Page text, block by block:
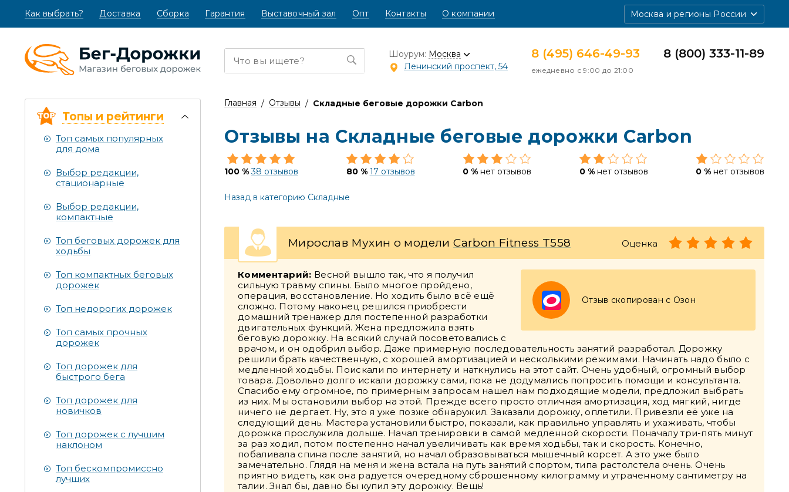
Как выбрать? (текущая)
Доставка Сборка Гарантия Выставочный зал Опт Контакты О компании Москва и регионы России
Шоурум: Москва
Ленинский проспект, 54
8 (495) 646-49-93
ежедневно с 9:00 до 21:00
8 (800) 333-11-89
Топы и рейтинги
Топ самых популярных
для дома
Выбор редакции,
стационарные
Выбор редакции,
компактные
Топ беговых дорожек для
ходьбы
Топ компактных беговых
дорожек
Топ недорогих дорожек
Топ самых прочных
дорожек
Топ дорожек для
быстрого бега
Топ дорожек для
новичков
Топ дорожек с лучшим
наклоном
Топ бескомпромиссно
лучших
Главная Отзывы Складные беговые дорожки Carbon
Отзывы на Складные беговые дорожки Carbon
100 % 38 отзывов 80 % 17 отзывов 0 % нет отзывов 0 % нет отзывов 0 % нет отзывов
Назад в категорию Складные
Мирослав Мухин о модели Carbon Fitness T558 Оценка
Отзыв скопирован с Озон
Комментарий: Весной вышло так, что я получил
сильную травму спины. Было многое пройдено,
операция, восстановление. Но ходить было всё ещё
сложно. Потому наконец решился приобрести
домашний тренажер для постепенной разработки
двигательных функций. Жена предложила взять
беговую дорожку. На всякий случай посоветовались с
врачом, и он одобрил выбор. Даже примерную последовательность занятий разработал. Дорожку
решили брать качественную, с хорошей амортизацией и несколькими режимами. Начинать надо было с
медленной ходьбы. Поискали по интернету и наткнулись на этот сайт. Очень удобный, огромный выбор
товара. Довольно долго искали дорожку сами, пока не додумались попросить помощи и консультанта.
Спасибо ему огромное, по примерным запросам нашел нам подходящие модели, предложил выбрать
из них. Мы остановили выбор на этой. Прежде всего просто отличная амортизация, ход мягкий, нигде
ничего не дергает. Ну, это я уже позже обнаружил. Заказали дорожку, оплетили. Привезли её уже на
следующий день. Мастера установили быстро, показали, как правильно управлять и ухаживать, чтобы
дорожка прослужила дольше. Начал тренировки в самой медленной скорости. Поначалу три-пять минут
за раз ходил, потом постепенно начал увеличивать как время ходьбы, так и скорость. Конечно,
побаливала спина после занятий, но начал образовываться мышечный корсет. А это уже было
замечательно. Глядя на меня и жена встала на путь занятий спортом, типа растолстела очень. Очень
приятно видеть, как она радуется очередному сброшенному килограмму и утраченному сантиметру на
талии. Знал бы, давно бы купил эту дорожку. Вещь!